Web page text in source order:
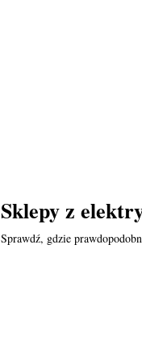
Sklepy z
Sprawdź, gdzie